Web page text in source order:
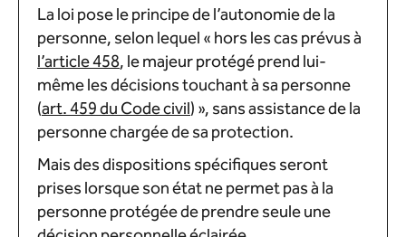
La loi pose le principe de l’autonomie de la
personne, selon lequel « hors les cas prévus à
l’article 458, le majeur protégé prend lui-
même les décisions touchant à sa personne
(art. 459 du Code civil) », sans assistance de la
personne chargée de sa protection.
Mais des dispositions spécifiques seront
prises lorsque son état ne permet pas à la
personne protégée de prendre seule une